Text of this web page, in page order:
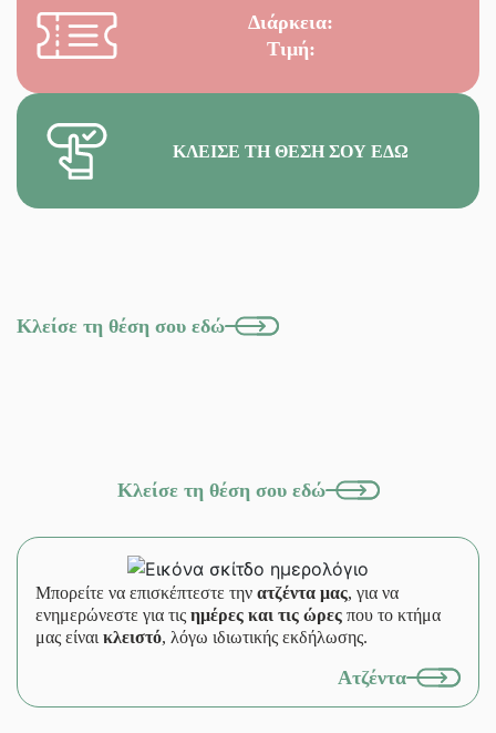
Διάρκεια:
Τιμή:
ΚΛΕΊΣΕ ΤΗ ΘΈΣΗ ΣΟΥ ΕΔΏ
Κλείσε τη θέση σου εδώ
Κλείσε τη θέση σου εδώ
Μπορείτε να επισκέπτεστε την ατζέντα μας, για να
ενημερώνεστε για τις ημέρες και τις ώρες που το κτήμα
μας είναι κλειστό, λόγω ιδιωτικής εκδήλωσης.
Ατζέντα